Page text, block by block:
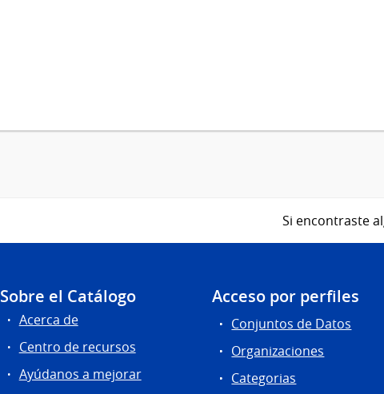
Si encontraste
Sobre el Catálogo
Acerca de
Centro de recursos
Ayúdanos a mejorar
Acceso por perfiles
Conjuntos de Datos
Organizaciones
Categorias